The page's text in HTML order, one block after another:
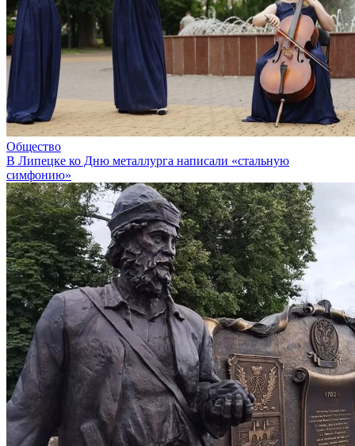
Общество
В Липецке ко Дню металлурга написали «стальную
симфонию»